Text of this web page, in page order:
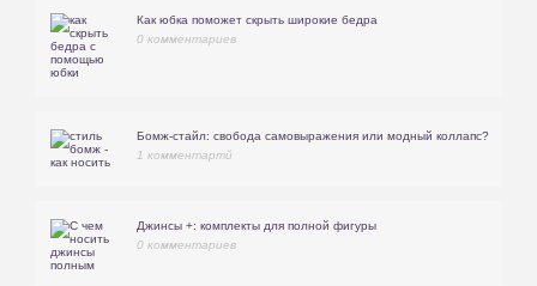
Как юбка поможет скрыть широкие бедра
0 комментариев
Бомж-стайл: свобода самовыражения или модный коллапс?
1 комментартй
Джинсы +: комплекты для полной фигуры
0 комментариев